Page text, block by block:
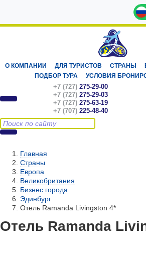
О КОМПАНИИ ДЛЯ ТУРИСТОВ СТРАНЫ
ПОДБОР ТУРА
УСЛОВИЯ
+7 (727) 275-29-00
+7 (727) 275-29-03
+7 (727) 275-63-19
+7 (707) 225-48-40
Главная
Страны
Европа
Великобритания
Бизнес города
Эдинбург
Отель Ramanda Livingston 4*
Отель Ramanda